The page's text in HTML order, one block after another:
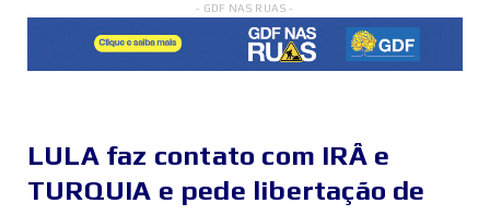
- GDF NAS RUAS -
LULA faz contato com IRÂ e
TURQUIA e pede libertação de